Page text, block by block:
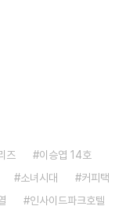
즈
이승엽 14호
소녀시대
커피택
인사이드파크호텔